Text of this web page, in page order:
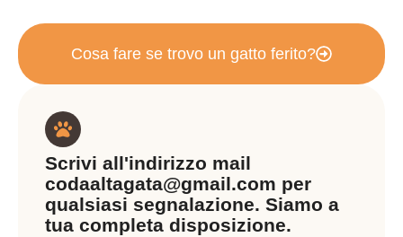
Cosa fare se trovo un gatto ferito?
Scrivi all'indirizzo mail
codaaltagata@gmail.com per
qualsiasi segnalazione. Siamo a
tua completa disposizione.